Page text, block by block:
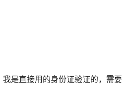
是直接用的身份证验证的，需要